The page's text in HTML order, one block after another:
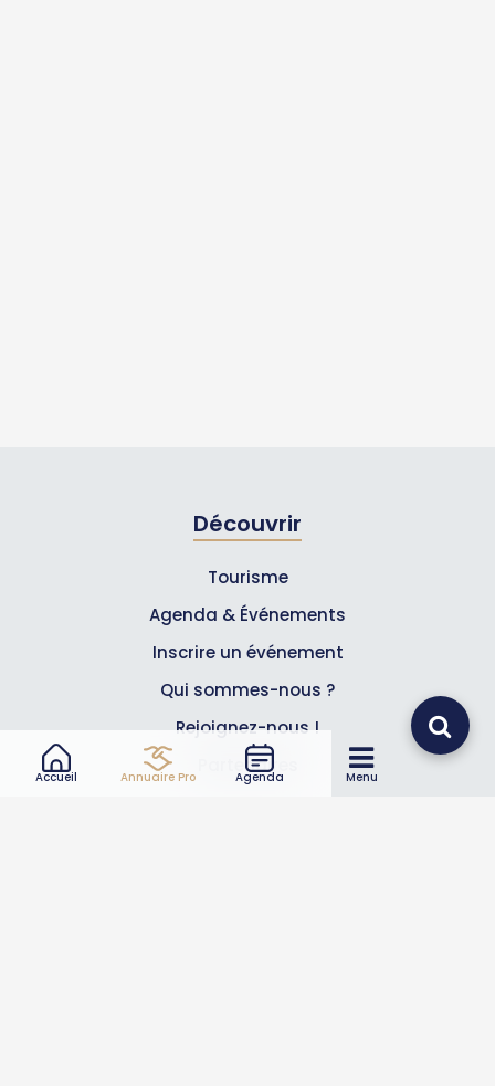
Accueil Annuaire Pro Agenda Menu
Découvrir
Tourisme
Agenda & Événements
Inscrire un événement
Qui sommes-nous ?
Rejoignez-nous !
Partenaires